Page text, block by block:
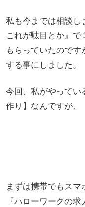
私も今までは相談し
これが駄目とか』で
もらっていたのです
する事にしました。
今回、私がやってい
作り】なんですが、
まずは携帯でもスマ
『ハローワークの求